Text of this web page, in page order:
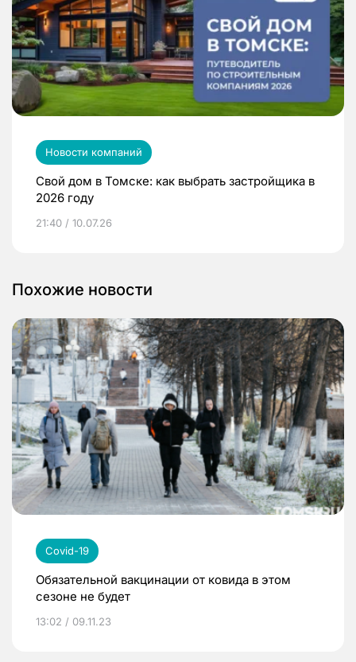
Новости компаний
Свой дом в Томске: как выбрать застройщика в
2026 году
21:40 / 10.07.26
Похожие новости
Covid-19
Обязательной вакцинации от ковида в этом
сезоне не будет
13:02 / 09.11.23